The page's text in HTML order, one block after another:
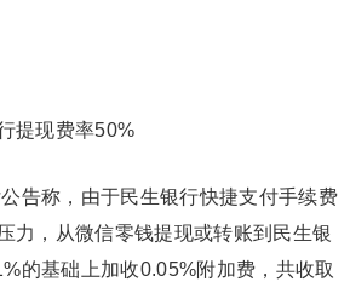
提现费率50%
告称，由于民生银行快捷支付手续费
力，从微信零钱提现或转账到民生银
的基础上加收0.05%附加费，共收取